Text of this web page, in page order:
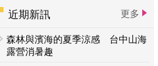
台中活動
近期新訊
更多
森林與濱海的夏季涼感 台中山海
露營消暑趣